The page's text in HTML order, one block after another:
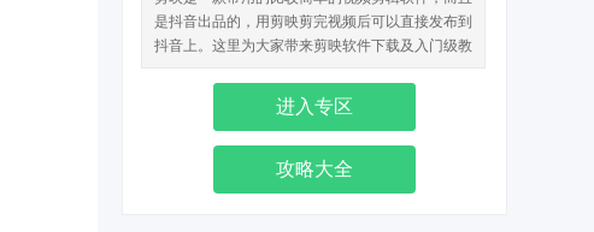
是抖音出品的，用剪映剪完视频后可以直接发布到
抖音上。这里为大家带来剪映软件下载及入门级教
进入专区
攻略大全